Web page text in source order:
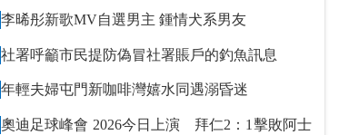
李晞彤新歌MV自選男主 鍾情犬系男友
社署呼籲市民提防偽冒社署賬戶的釣魚訊息
年輕夫婦屯門新咖啡灣嬉水同遇溺昏迷
奧迪足球峰會 2026今日上演 拜仁2：1擊敗阿士